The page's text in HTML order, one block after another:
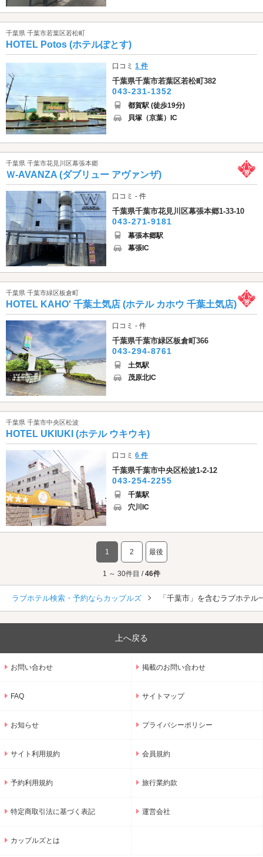
千葉県 千葉市若葉区若松町
HOTEL Potos (ホテルぽとす)
口コミ1 件
千葉県千葉市若葉区若松町382
043-231-1352
都賀駅 (徒歩19分)
貝塚（京葉）IC
千葉県 千葉市花見川区幕張本郷
Ｗ-AVANZA (ダブリュー アヴァンザ)
口コミ - 件
千葉県千葉市花見川区幕張本郷1-33-10
043-271-9181
幕張本郷駅
幕張IC
千葉県 千葉市緑区板倉町
HOTEL KAHO' 千葉土気店 (ホテル カホウ 千葉土気店)
口コミ - 件
千葉県千葉市緑区板倉町366
043-294-8761
土気駅
茂原北IC
千葉県 千葉市中央区松波
HOTEL UKIUKI (ホテル ウキウキ)
口コミ6 件
千葉県千葉市中央区松波1-2-12
043-254-2255
千葉駅
穴川IC
1 2 最後
1 ～ 30件目 /46件
ラブホテル検索・予約ならカップルズ 「千葉市」を含むラブホテル
上へ戻る
お問い合わせ 掲載のお問い合わせ
FAQ サイトマップ
お知らせ プライバシーポリシー
サイト利用規約 会員規約
予約利用規約 旅行業約款
特定商取引法に基づく表記 運営会社
カップルズとは